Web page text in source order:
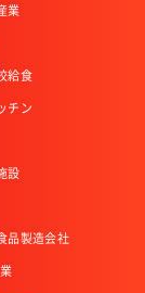
業
給食
チン
設
品製造会社